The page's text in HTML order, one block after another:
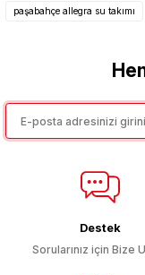
Ürün açıklamasında
Ürün fiyatı diğer
paşabahçe allegra su takımı
Destek
Sorularınız için Bize